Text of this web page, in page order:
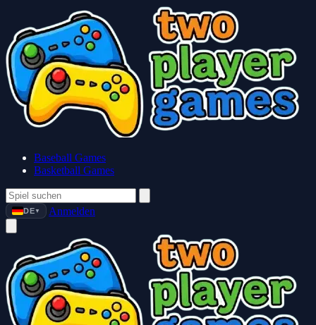
Baseball Games
Basketball Games
DE ▼ Anmelden